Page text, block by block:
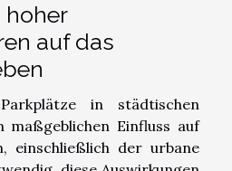
auf das
in städtischen
maßgeblichen Einfluss auf
einschließlich der urbane